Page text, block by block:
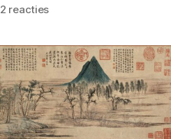
2 reactiesop